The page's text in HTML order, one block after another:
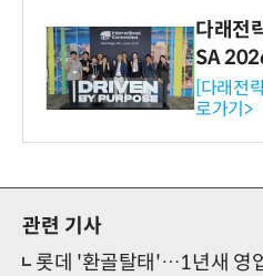
다래전
SA
와의
-바이오
보
[다래전
로가기>
관련 기사
롯데 '환골탈태'…1년새 영